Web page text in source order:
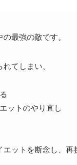
最強の敵です。
てしまい、
ットのやり直し
ットを断念し、再